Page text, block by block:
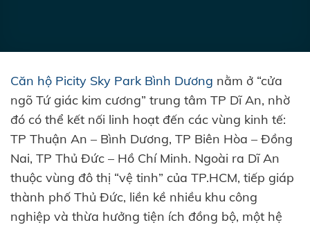
Căn hộ Picity Sky Park Bình Dương nằm ở “cửa
ngõ Tứ giác kim cương” trung tâm TP Dĩ An, nhờ
đó có thể kết nối linh hoạt đến các vùng kinh tế:
TP Thuận An – Bình Dương, TP Biên Hòa – Đồng
Nai, TP Thủ Đức – Hồ Chí Minh. Ngoài ra Dĩ An
thuộc vùng đô thị “vệ tinh” của TP.HCM, tiếp giáp
thành phố Thủ Đức, liền kề nhiều khu công
nghiệp và thừa hưởng tiện ích đồng bộ, một hệ